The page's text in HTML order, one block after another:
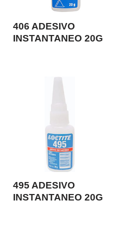
406 ADESIVO
INSTANTANEO 20G
495 ADESIVO
INSTANTANEO 20G